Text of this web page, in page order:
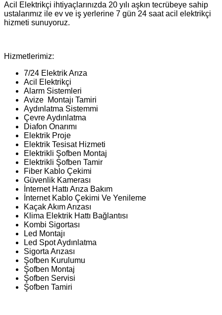
Acil Elektrikçi ihtiyaçlarınızda 20 yılı aşkın tecrübeye sahip
ustalarımız ile ev ve iş yerlerine 7 gün 24 saat acil elektrikçi
hizmeti sunuyoruz.
Hizmetlerimiz:
7/24 Elektrik Arıza
Acil Elektrikçi
Alarm Sistemleri
Avize Montajı Tamiri
Aydınlatma Sistemmi
Çevre Aydınlatma
Diafon Onarımı
Elektrik Proje
Elektrik Tesisat Hizmeti
Elektrikli Şofben Montaj
Elektrikli Şofben Tamir
Fiber Kablo Çekimi
Güvenlik Kamerası
İnternet Hattı Arıza Bakım
İnternet Kablo Çekimi Ve Yenileme
Kaçak Akım Arızası
Klima Elektrik Hattı Bağlantısı
Kombi Sigortası
Led Montajı
Led Spot Aydınlatma
Sigorta Arızası
Şofben Kurulumu
Şofben Montaj
Şofben Servisi
Şofben Tamiri